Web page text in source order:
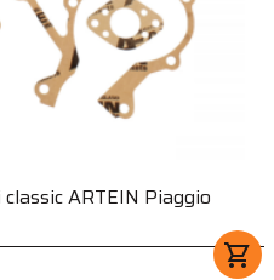
ARTEIN Piaggio
shopping_cart